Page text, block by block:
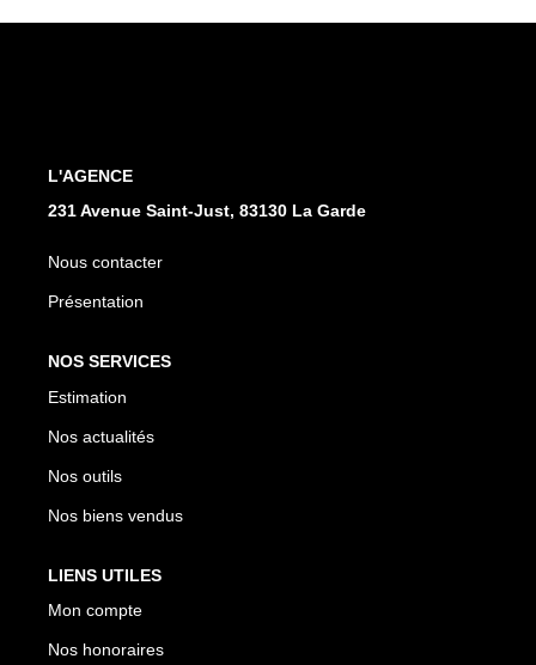
L'AGENCE
231 Avenue Saint-Just, 83130 La Garde
Nous contacter
Présentation
NOS SERVICES
Estimation
Nos actualités
Nos outils
Nos biens vendus
LIENS UTILES
Mon compte
Nos honoraires